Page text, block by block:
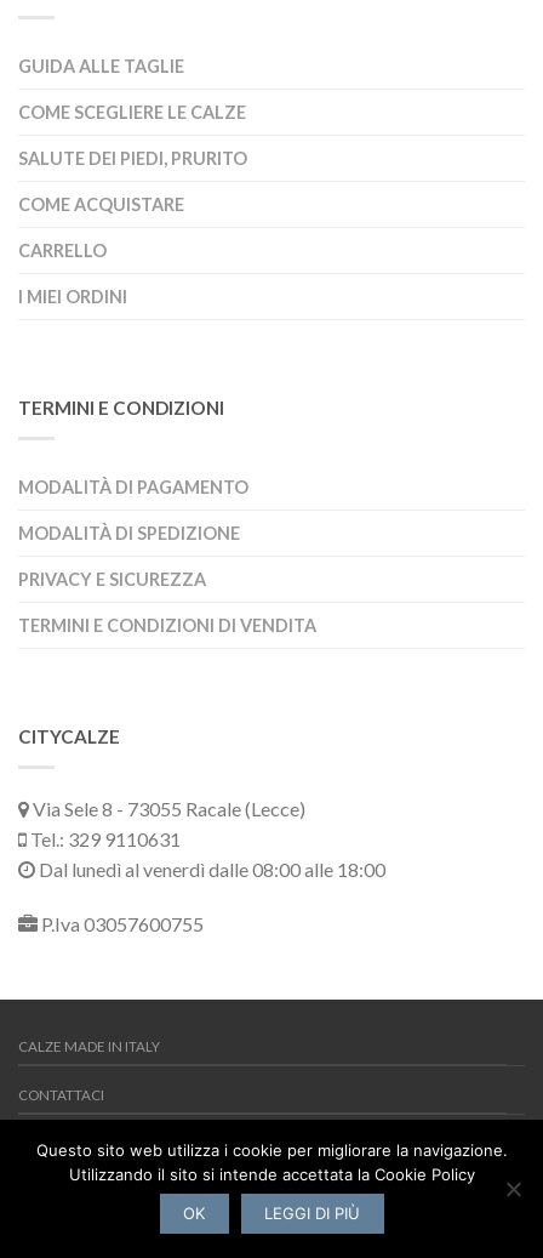
GUIDA ALLE TAGLIE
COME SCEGLIERE LE CALZE
SALUTE DEI PIEDI, PRURITO
COME ACQUISTARE
CARRELLO
I MIEI ORDINI
TERMINI E CONDIZIONI
MODALITÀ DI PAGAMENTO
MODALITÀ DI SPEDIZIONE
PRIVACY E SICUREZZA
TERMINI E CONDIZIONI DI VENDITA
CITYCALZE
Via Sele 8 - 73055 Racale (Lecce)
Tel.: 329 9110631
Dal lunedì al venerdì dalle 08:00 alle 18:00
P.Iva 03057600755
CALZE MADE IN ITALY
CONTATTACI
MY WISHLIST
Copyright 2026 ©CitycalzeVia Sele 8 - 73055 Racale (Lecce) -
Tel.: 329 9110631 - P.Iva 03057600755
Questo sito web utilizza i cookie per migliorare la navigazione.
Utilizzando il sito si intende accettata la Cookie Policy
OK LEGGI DI PIÙ